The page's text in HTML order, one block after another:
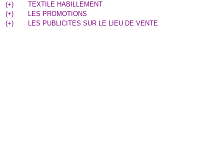
(+)
TEXTILE HABILLEMENT
(+)
LES PROMOTIONS
(+) LES PUBLICITES SUR LE LIEU DE VENTE